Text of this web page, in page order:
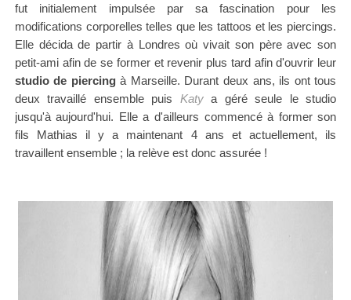
fut initialement impulsée par sa fascination pour les
modifications corporelles telles que les tattoos et les piercings.
Elle décida de partir à Londres où vivait son père avec son
petit-ami afin de se former et revenir plus tard afin d'ouvrir leur
studio de piercingà Marseille. Durant deux ans, ils ont tous
deux travaillé ensemble puis Katya géré seule le studio
jusqu'à aujourd'hui. Elle a d'ailleurs commencé à former son
fils Mathias il y a maintenant 4 ans et actuellement, ils
travaillent ensemble ; la relève est donc assurée !